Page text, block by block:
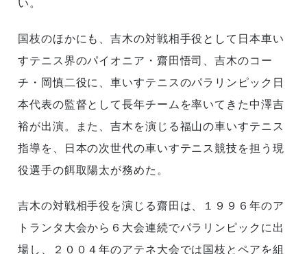
い。
国枝のほかにも、吉木の対戦相手役として日本車い
すテニス界のパイオニア・齋田悟司、吉木のコー
チ・岡慎二役に、車いすテニスのパラリンピック日
本代表の監督として長年チームを率いてきた中澤吉
裕が出演。また、吉木を演じる福山の車いすテニス
指導を、日本の次世代の車いすテニス競技を担う現
役選手の餌取陽太が務めた。
吉木の対戦相手役を演じる齋田は、１９９６年のア
トランタ大会から６大会連続でパラリンピックに出
場し、２００４年のアテネ大会では国枝とペアを組